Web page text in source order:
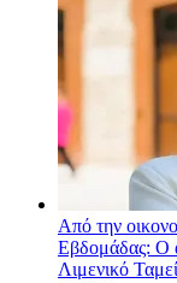
Από την
Εβδομάδας: Ο
Λιμενικό